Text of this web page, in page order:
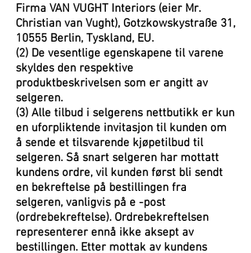
Firma VAN VUGHT Interiors (eier Mr.
Christian van Vught), Gotzkowskystraße 31,
10555 Berlin, Tyskland, EU.
(2) De vesentlige egenskapene til varene
skyldes den respektive
produktbeskrivelsen som er angitt av
selgeren.
(3) Alle tilbud i selgerens nettbutikk er kun
en uforpliktende invitasjon til kunden om
å sende et tilsvarende kjøpetilbud til
selgeren. Så snart selgeren har mottatt
kundens ordre, vil kunden først bli sendt
en bekreftelse på bestillingen fra
selgeren, vanligvis på e -post
(ordrebekreftelse). Ordrebekreftelsen
representerer ennå ikke aksept av
bestillingen. Etter mottak av kundens